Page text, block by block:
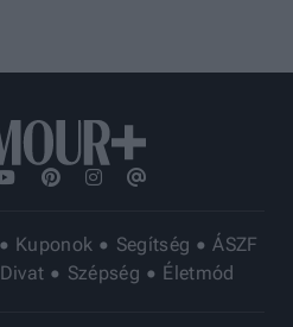
Kuponok Segítség
ÁSZF
Divat Szépség Életmód